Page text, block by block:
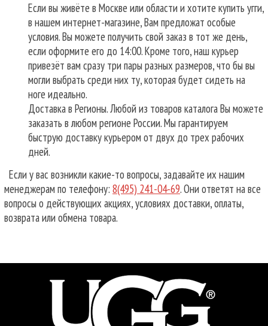
Если вы живёте в Москве или области и хотите купить угги,
в нашем интернет-магазине, Вам предложат особые
условия. Вы можете получить свой заказ в тот же день,
если оформите его до 14:00. Кроме того, наш курьер
привезёт вам сразу три пары разных размеров, что бы вы
могли выбрать среди них ту, которая будет сидеть на
ноге идеально.
Доставка в Регионы. Любой из товаров каталога Вы можете
заказать в любом регионе России. Мы гарантируем
быструю доставку курьером от двух до трех рабочих
дней.
Если у вас возникли какие-то вопросы, задавайте их нашим
менеджерам по телефону: 8(495) 241-04-69. Они ответят на все
вопросы о действующих акциях, условиях доставки, оплаты,
возврата или обмена товара.